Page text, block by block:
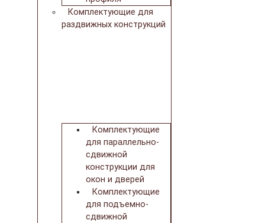
Комплектующие для
раздвижных конструкций
Комплектующие
для параллельно-
сдвижной
конструкции для
окон и дверей
Комплектующие
для подъемно-
сдвижной